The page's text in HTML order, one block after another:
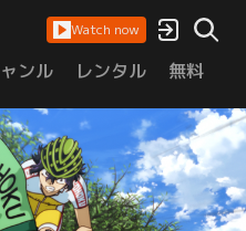
Watch now
ンル レンタル 無料